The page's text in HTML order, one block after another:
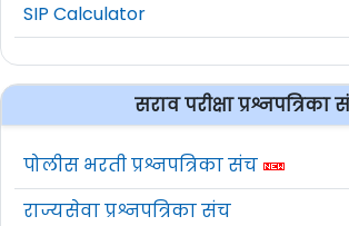
SIP Calculator
सराव परीक्षा प्रश्नपत्रिका
पोलीस भरती प्रश्नपत्रिका संच
राज्यसेवा प्रश्नपत्रिका संच